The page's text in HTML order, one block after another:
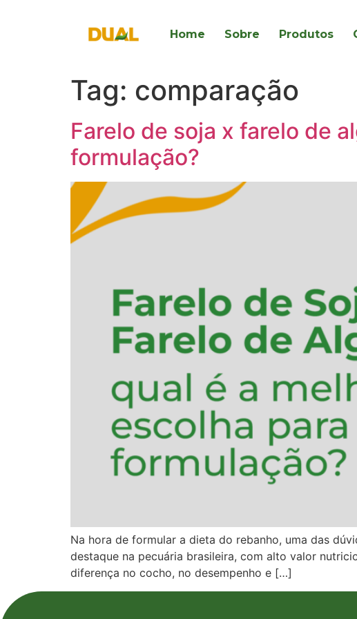
Home Sobre Produtos
Tag: comparação
Farelo de soja x farelo de
formulação?
Na hora de formular a dieta do rebanho, uma das
destaque na pecuária brasileira, com alto valor
diferença no cocho, no desempenho e […]